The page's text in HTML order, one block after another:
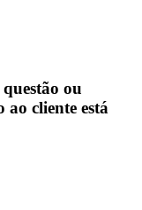
ou
ao cliente está